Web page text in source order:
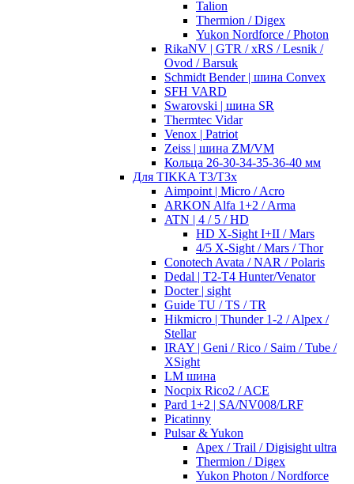
Talion
Thermion / Digex
Yukon Nordforce / Photon
RikaNV | GTR / xRS / Lesnik /
Ovod / Barsuk
Schmidt Bender | шина Convex
SFH VARD
Swarovski | шина SR
Thermtec Vidar
Venox | Patriot
Zeiss | шина ZM/VM
Кольца 26-30-34-35-36-40 мм
Для TIKKA T3/T3x
Aimpoint | Micro / Acro
ARKON Alfa 1+2 / Arma
ATN | 4 / 5 / HD
HD X-Sight I+II / Mars
4/5 X-Sight / Mars / Thor
Conotech Avata / NAR / Polaris
Dedal | T2-T4 Hunter/Venator
Docter | sight
Guide TU / TS / TR
Hikmicro | Thunder 1-2 / Alpex /
Stellar
IRAY | Geni / Rico / Saim / Tube /
XSight
LM шина
Nocpix Rico2 / ACE
Pard 1+2 | SA/NV008/LRF
Picatinny
Pulsar & Yukon
Apex / Trail / Digisight ultra
Thermion / Digex
Yukon Photon / Nordforce